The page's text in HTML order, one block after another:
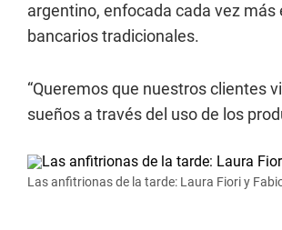
argentino, enfocada cada vez
bancarios tradicionales.
“Queremos que nuestros clientes
sueños a través del uso de los
Las anfitrionas de la tarde: Laura Fiori y